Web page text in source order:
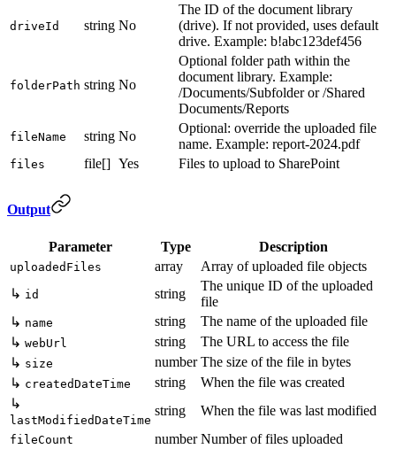
driveId string No
The ID of the document library
(drive). If not provided, uses default
drive. Example: b!abc123def456
folderPath string No
Optional folder path within the
document library. Example:
/Documents/Subfolder or /Shared
Documents/Reports
fileName string No
Optional: override the uploaded file
name. Example: report-2024.pdf
files file[] Yes Files to upload to SharePoint
Output
Parameter Type Description
uploadedFiles array
Array of uploaded file objects
↳ id string
The unique ID of the uploaded
file
↳ name string
The name of the uploaded file
↳ webUrl string
The URL to access the file
↳ size number The size of the file in bytes
↳ createdDateTime string
When the file was created
↳
lastModifiedDateTime
string When the file was last modified
fileCount number Number of files uploaded